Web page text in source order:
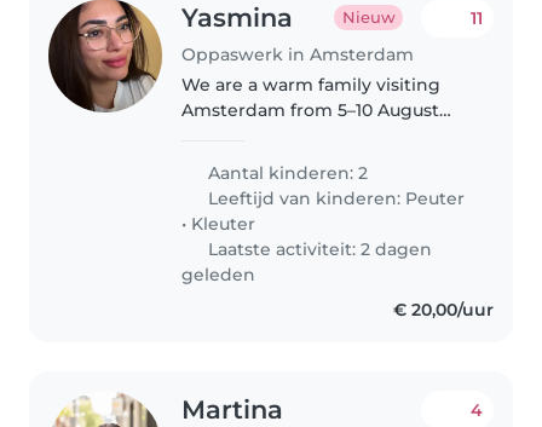
Yasmina Nieuw
Oppaswerk in Amsterdam
11
We are a warm family visiting
Amsterdam from 5–10 August
and 6. We're looking for a kind,
experienced babysitter to
accompany us on daytime
outings, helping..
Aantal kinderen: 2
Leeftijd van kinderen: Peuter
• Kleuter
Laatste activiteit: 2 dagen
geleden
€ 20,00/uur
Martina 4